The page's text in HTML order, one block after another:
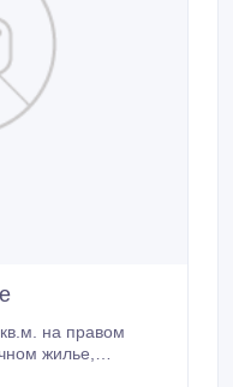
на правом
жилье,